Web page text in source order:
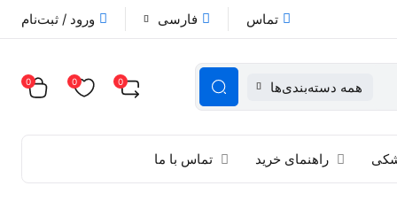
تماس فارسی ورود / ثبت‌نام
همه دسته‌بندی‌ها 0
0
0
راهنمای خرید تماس با ما